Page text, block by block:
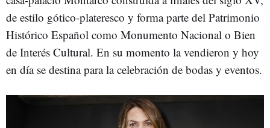
de estilo gótico-plateresco y forma parte del Patrimonio
Histórico Español como Monumento Nacional o Bien
de Interés Cultural. En su momento la vendieron y hoy
en día se destina para la celebración de bodas y eventos.